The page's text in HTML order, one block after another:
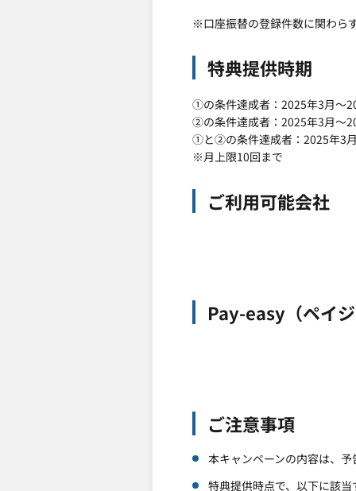
※口座振替の登録件数に関わら
特典提供時期
①の条件達成者：2025年3月～
②の条件達成者：2025年3月～
①と②の条件達成者：2025年3
※月上限10回まで
ご利用可能会社
Pay-easy（ペイ
ご注意事項
本キャンペーンの内容は、
特典提供時点で、以下に該